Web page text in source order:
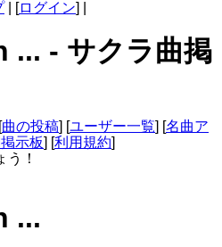
| [ログイン] |
- サクラ曲掲
曲の投稿] [ユーザー一覧] [名曲ア
示板] [利用規約]
う！
...